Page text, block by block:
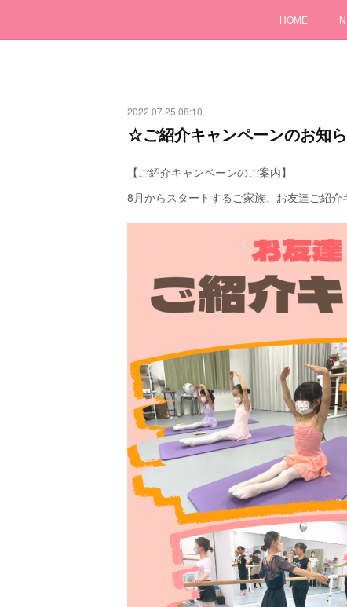
HOME
2022.07.25 08:10
☆ご紹介キャンペーンのお知
【ご紹介キャンペーンのご案内】
8月からスタートするご家族、お友達ご紹介